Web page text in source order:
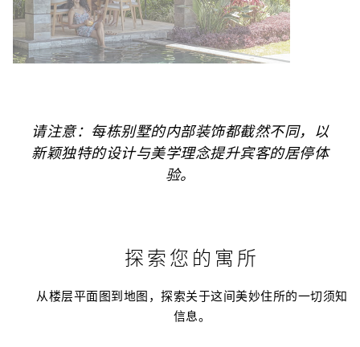
请注意：每栋别墅的内部装饰都截然不同，以
新颖独特的设计与美学理念提升宾客的居停体
验。
探索您的寓所
从楼层平面图到地图，探索关于这间美妙住所的一切须知
信息。